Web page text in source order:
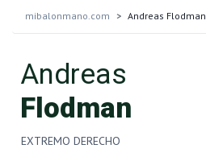
mibalonmano.com Andreas Flodman
Andreas
Flodman
EXTREMO DERECHO